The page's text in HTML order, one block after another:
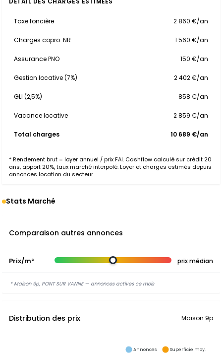
Taxe foncière 2 860 €/an
Charges copro. NR 1 560 €/an
Assurance PNO 150 €/an
Gestion locative (7%) 2 402 €/an
GLI (2,5%) 858 €/an
Vacance locative 2 859 €/an
Total charges 10 689 €/an
* Rendement brut = loyer annuel / prix FAI. Cashflow calculé sur crédit 20
ans, apport 20%, taux marché interpolé. Loyer et charges estimés depuis
annonces location du secteur.
Stats Marché
Comparaison autres annonces
Prix/m² prix médian
* Maison 9p, PONT SUR VANNE — annonces actives ce mois
Distribution des prix Maison 9p
Annonces Superficie moy.